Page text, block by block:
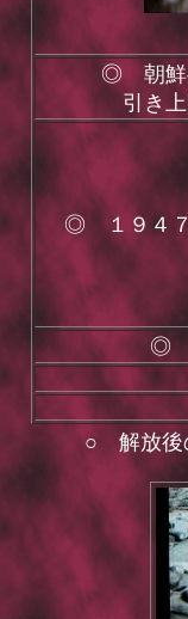
◎ 朝鮮半
引き上げ
◎ １９４７
◎
○ 解放後